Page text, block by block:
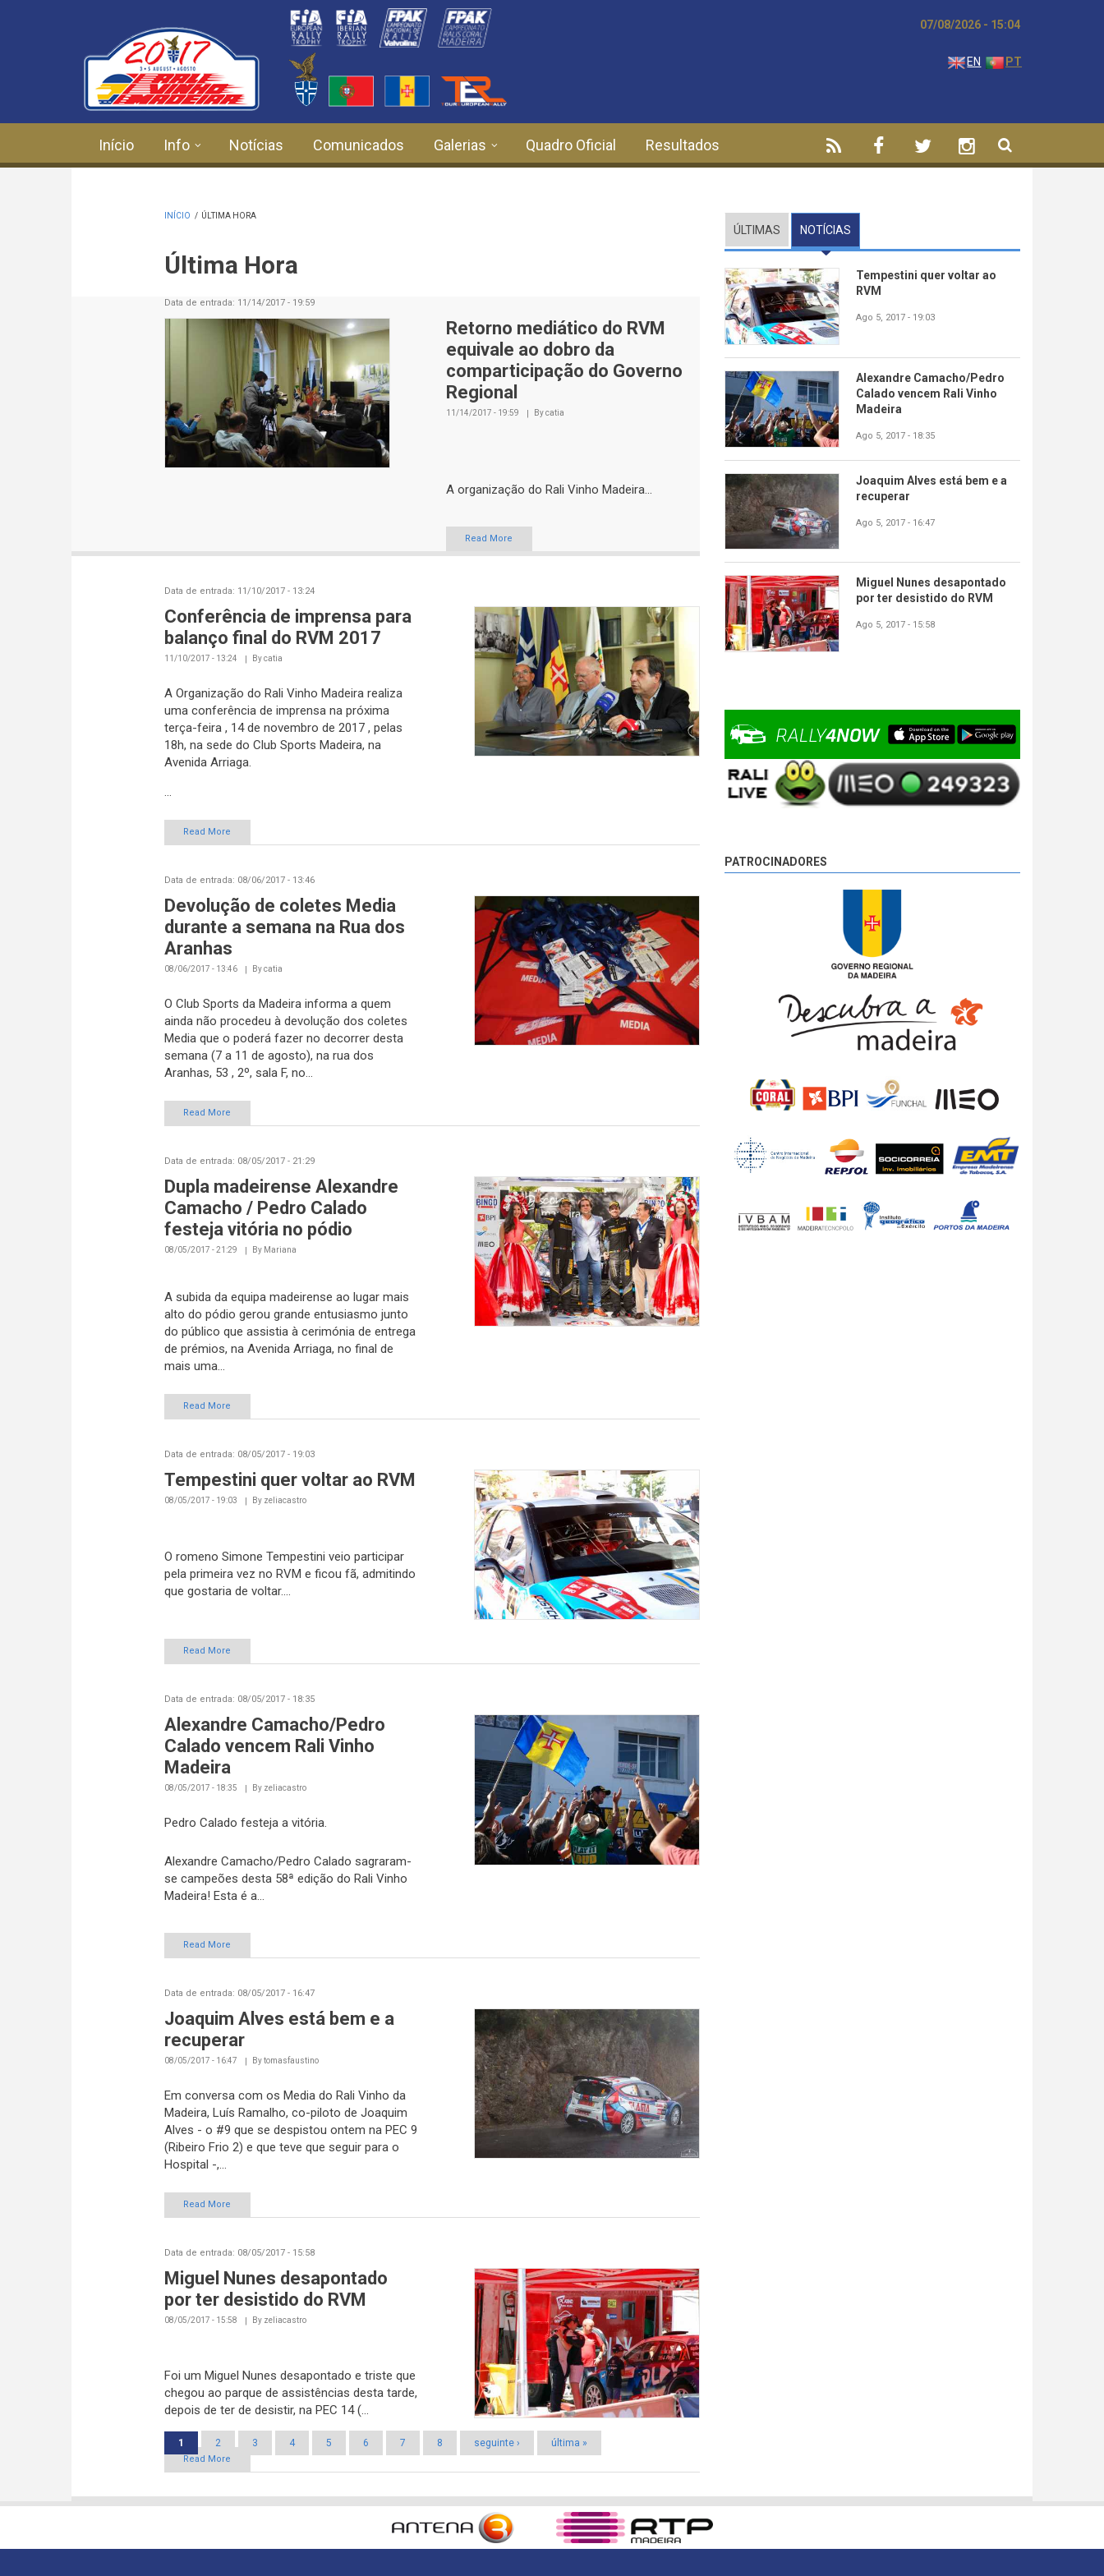
07/08/2026 - 15:04
EN PT
Início Info Notícias Comunicados Galerias Quadro Oficial Resultados
INÍCIO / ÚLTIMA HORA
Última Hora
Data de entrada: 11/14/2017 - 19:59
Retorno mediático do RVM
equivale ao dobro da
comparticipação do Governo
Regional
11/14/2017 - 19:59 Bycatia
A organização do Rali Vinho Madeira...
Read More
Data de entrada: 11/10/2017 - 13:24
Conferência de imprensa para
balanço final do RVM 2017
11/10/2017 - 13:24 Bycatia
A Organização do Rali Vinho Madeira realiza
uma conferência de imprensa na próxima
terça-feira , 14 de novembro de 2017 , pelas
18h, na sede do Club Sports Madeira, na
Avenida Arriaga.
...
Read More
Data de entrada: 08/06/2017 - 13:46
Devolução de coletes Media
durante a semana na Rua dos
Aranhas
08/06/2017 - 13:46 Bycatia
O Club Sports da Madeira informa a quem
ainda não procedeu à devolução dos coletes
Media que o poderá fazer no decorrer desta
semana (7 a 11 de agosto), na rua dos
Aranhas, 53 , 2º, sala F, no...
Read More
Data de entrada: 08/05/2017 - 21:29
Dupla madeirense Alexandre
Camacho / Pedro Calado
festeja vitória no pódio
08/05/2017 - 21:29 By Mariana
A subida da equipa madeirense ao lugar mais
alto do pódio gerou grande entusiasmo junto
do público que assistia à cerimónia de entrega
de prémios, na Avenida Arriaga, no final de
mais uma...
Read More
Data de entrada: 08/05/2017 - 19:03
Tempestini quer voltar ao RVM
08/05/2017 - 19:03 By zeliacastro
O romeno Simone Tempestini veio participar
pela primeira vez no RVM e ficou fã, admitindo
que gostaria de voltar....
Read More
Data de entrada: 08/05/2017 - 18:35
Alexandre Camacho/Pedro
Calado vencem Rali Vinho
Madeira
08/05/2017 - 18:35 By zeliacastro
Pedro Calado festeja a vitória.
Alexandre Camacho/Pedro Calado sagraram-
se campeões desta 58ª edição do Rali Vinho
Madeira! Esta é a...
Read More
Data de entrada: 08/05/2017 - 16:47
Joaquim Alves está bem e a
recuperar
08/05/2017 - 16:47 Bytomasfaustino
Em conversa com os Media do Rali Vinho da
Madeira, Luís Ramalho, co-piloto de Joaquim
Alves - o #9 que se despistou ontem na PEC 9
(Ribeiro Frio 2) e que teve que seguir para o
Hospital -,...
Read More
Data de entrada: 08/05/2017 - 15:58
Miguel Nunes desapontado
por ter desistido do RVM
08/05/2017 - 15:58 By zeliacastro
Foi um Miguel Nunes desapontado e triste que
chegou ao parque de assistências desta tarde,
depois de ter de desistir, na PEC 14 (...
Read More
Páginas
1 2 3 4 5 6 7 8 seguinte › última »
ÚLTIMAS NOTÍCIAS
Tempestini quer voltar ao
RVM
Ago 5, 2017 - 19:03
Alexandre Camacho/Pedro
Calado vencem Rali Vinho
Madeira
Ago 5, 2017 - 18:35
Joaquim Alves está bem e a
recuperar
Ago 5, 2017 - 16:47
Miguel Nunes desapontado
por ter desistido do RVM
Ago 5, 2017 - 15:58
PATROCINADORES